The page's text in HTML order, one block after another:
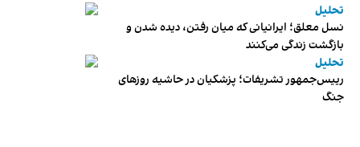
تحلیل
نسل معلق؛ ایرانیانی که میان رفتن، دیده شدن و
بازگشت زندگی می‌کنند
تحلیل
رییس‌جمهور تشریفات؛ پزشکیان در حاشیه روزهای
جنگ